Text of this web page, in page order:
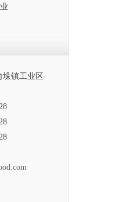
垛镇工业区